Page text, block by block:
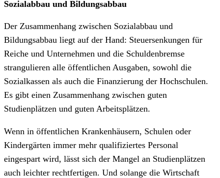
Sozialabbau und Bildungsabbau
Der Zusammenhang zwischen Sozialabbau und
Bildungsabbau liegt auf der Hand: Steuersenkungen für
Reiche und Unternehmen und die Schuldenbremse
strangulieren alle öffentlichen Ausgaben, sowohl die
Sozialkassen als auch die Finanzierung der Hochschulen.
Es gibt einen Zusammenhang zwischen guten
Studienplätzen und guten Arbeitsplätzen.
Wenn in öffentlichen Krankenhäusern, Schulen oder
Kindergärten immer mehr qualifiziertes Personal
eingespart wird, lässt sich der Mangel an Studienplätzen
auch leichter rechtfertigen. Und solange die Wirtschaft